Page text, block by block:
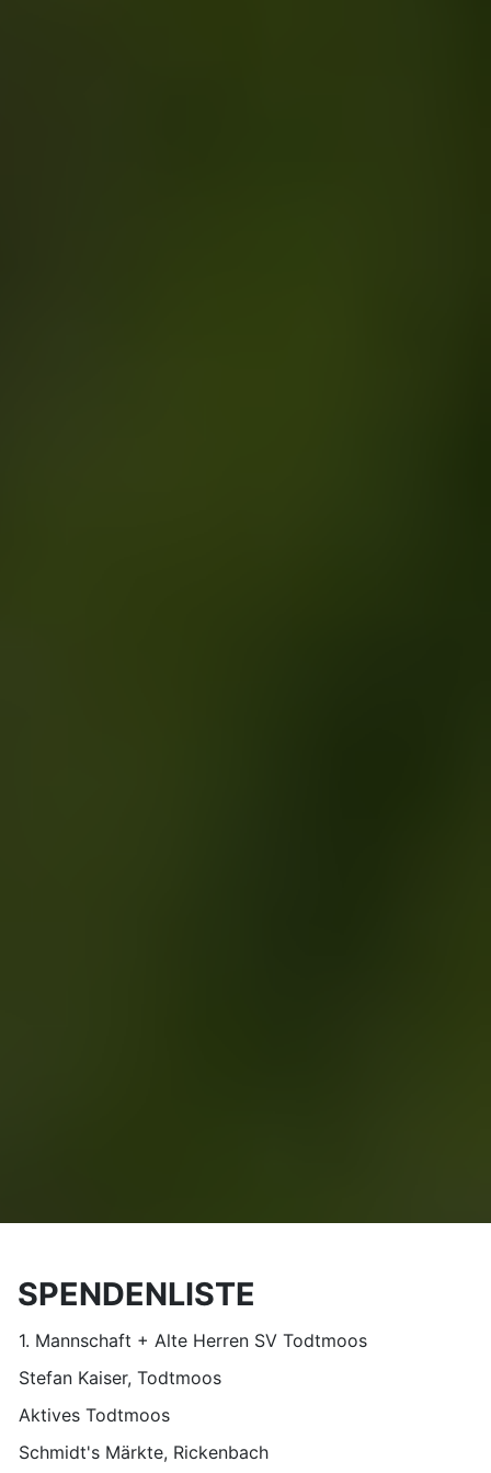
SPENDENLISTE
1. Mannschaft + Alte Herren SV Todtmoos
Stefan Kaiser, Todtmoos
Aktives Todtmoos
Schmidt's Märkte, Rickenbach